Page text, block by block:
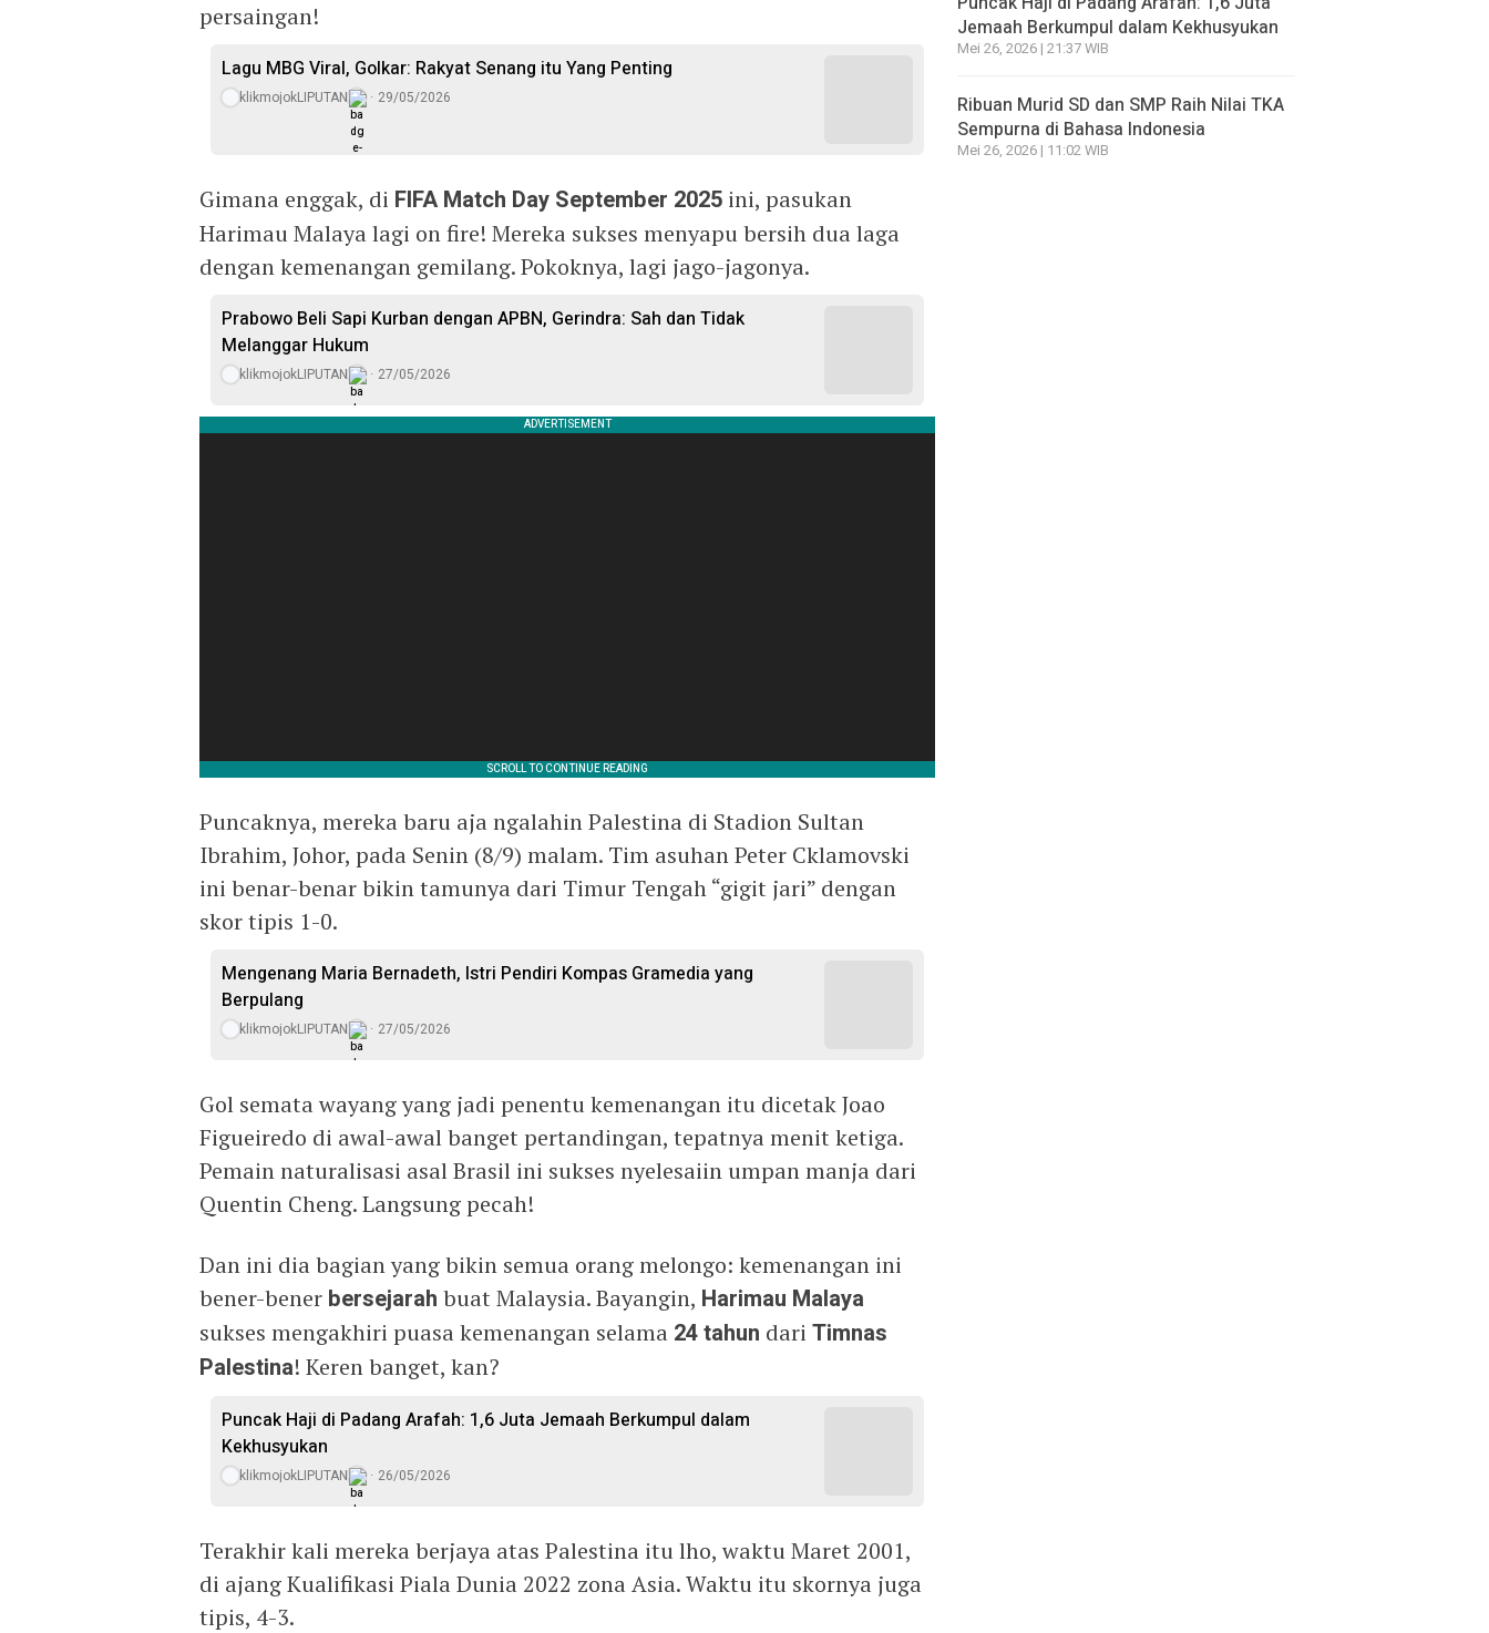
persaingan!
Lagu MBG Viral, Golkar: Rakyat Senang itu Yang Penting
klikmojokLIPUTAN 29/05/2026
Gimana enggak, di FIFA Match Day September 2025 ini, pasukan
Harimau Malaya lagi on fire! Mereka sukses menyapu bersih dua laga
dengan kemenangan gemilang. Pokoknya, lagi jago-jagonya.
Prabowo Beli Sapi Kurban dengan APBN, Gerindra: Sah dan Tidak
Melanggar Hukum
klikmojokLIPUTAN 27/05/2026
Puncaknya, mereka baru aja ngalahin Palestina di Stadion Sultan
Ibrahim, Johor, pada Senin (8/9) malam. Tim asuhan Peter Cklamovski
ini benar-benar bikin tamunya dari Timur Tengah “gigit jari” dengan
skor tipis 1-0.
Mengenang Maria Bernadeth, Istri Pendiri Kompas Gramedia yang
Berpulang
klikmojokLIPUTAN 27/05/2026
Gol semata wayang yang jadi penentu kemenangan itu dicetak Joao
Figueiredo di awal-awal banget pertandingan, tepatnya menit ketiga.
Pemain naturalisasi asal Brasil ini sukses nyelesaiin umpan manja dari
Quentin Cheng. Langsung pecah!
Dan ini dia bagian yang bikin semua orang melongo: kemenangan ini
bener-bener bersejarah buat Malaysia. Bayangin, Harimau Malaya
sukses mengakhiri puasa kemenangan selama 24 tahun dari Timnas
Palestina! Keren banget, kan?
Puncak Haji di Padang Arafah: 1,6 Juta Jemaah Berkumpul dalam
Kekhusyukan
klikmojokLIPUTAN 26/05/2026
Terakhir kali mereka berjaya atas Palestina itu lho, waktu Maret 2001,
di ajang Kualifikasi Piala Dunia 2022 zona Asia. Waktu itu skornya juga
tipis, 4-3.
Jemaah Berkumpul dalam Kekhusyukan
Mei 26, 2026 | 21:37 WIB
Ribuan Murid SD dan SMP Raih Nilai TKA
Sempurna di Bahasa Indonesia
Mei 26, 2026 | 11:02 WIB